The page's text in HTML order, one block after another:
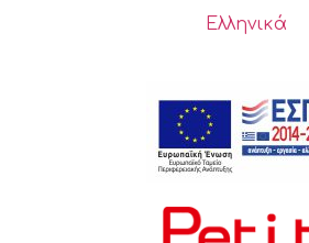
Ελληνικά